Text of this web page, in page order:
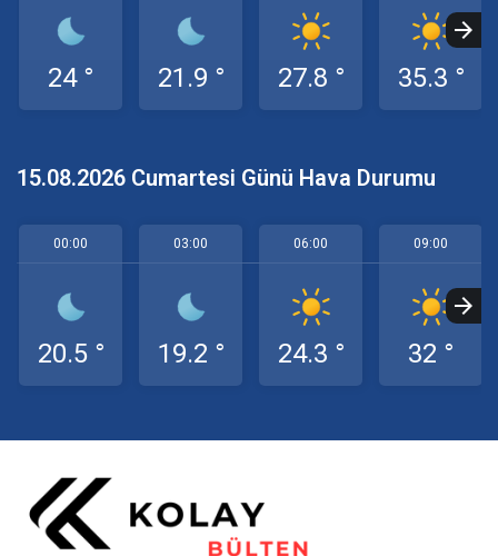
24 ° 21.9 ° 27.8 ° 35.3 °
15.08.2026 Cumartesi Günü Hava Durumu
00:00
20.5 °
03:00
19.2 °
06:00
24.3 °
09:00
32 °